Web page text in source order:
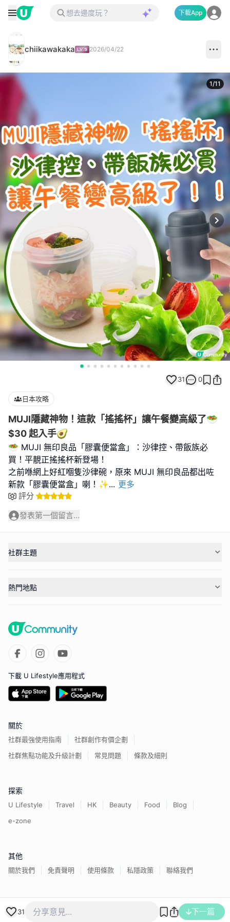
下載App
chiikawakaka 2026/04/22
1/11
31 0
日本攻略
MUJI隱藏神物！這款「搖搖杯」讓午餐變高級了🥗
$30 起入手🥑
🥗 MUJI 無印良品「膠囊便當盒」：沙律控、帶飯族必
買！平靚正搖搖杯新登場！
之前喺網上好紅嗰隻沙律碗，原來 MUJI 無印良品都出咗
新款「膠囊便當盒」喇！✨... 更多
評分
發表第一個留言...
31 下一篇
社群主題
熱門地點
下載 U Lifestyle應用程式
關於
社群最強使用指南
社群創作有價企劃
社群焦點功能及升級計劃
常見問題 條款及細則
探索
U Lifestyle Travel HK Beauty Food
Blog
e-zone
其他
關於我們 免責聲明 使用條款 私隱政策 聯絡我們
香港經濟日報版權所有©